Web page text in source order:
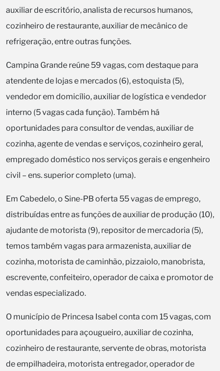
auxiliar de escritório, analista de recursos humanos,
cozinheiro de restaurante, auxiliar de mecânico de
refrigeração, entre outras funções.
Campina Grande reúne 59 vagas, com destaque para
atendente de lojas e mercados (6), estoquista (5),
vendedor em domicílio, auxiliar de logística e vendedor
interno (5 vagas cada função). Também há
oportunidades para consultor de vendas, auxiliar de
cozinha, agente de vendas e serviços, cozinheiro geral,
empregado doméstico nos serviços gerais e engenheiro
civil – ens. superior completo (uma).
Em Cabedelo, o Sine-PB oferta 55 vagas de emprego,
distribuídas entre as funções de auxiliar de produção (10),
ajudante de motorista (9), repositor de mercadoria (5),
temos também vagas para armazenista, auxiliar de
cozinha, motorista de caminhão, pizzaiolo, manobrista,
escrevente, confeiteiro, operador de caixa e promotor de
vendas especializado.
O município de Princesa Isabel conta com 15 vagas, com
oportunidades para açougueiro, auxiliar de cozinha,
cozinheiro de restaurante, servente de obras, motorista
de empilhadeira, motorista entregador, operador de